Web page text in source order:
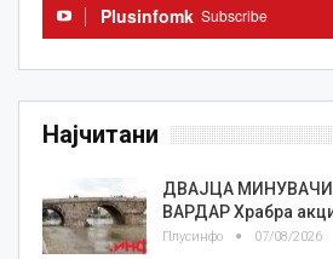
Plusinfomk Subscribe
Најчитани
ДВАЈЦА
ВАРДАР Храбра
Плусинфо 07/08/2026